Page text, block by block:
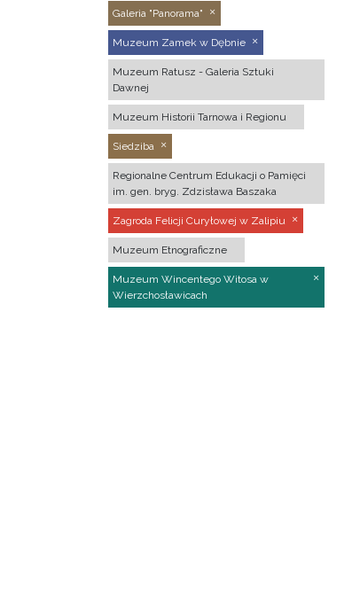
Galeria "Panorama"
Muzeum Zamek w Dębnie
Muzeum Ratusz - Galeria Sztuki
Dawnej
Muzeum Historii Tarnowa i Regionu
Siedziba
Regionalne Centrum Edukacji o Pamięci
im. gen. bryg. Zdzisława Baszaka
Zagroda Felicji Curyłowej w Zalipiu
Muzeum Etnograficzne
Muzeum Wincentego Witosa w
Wierzchosławicach